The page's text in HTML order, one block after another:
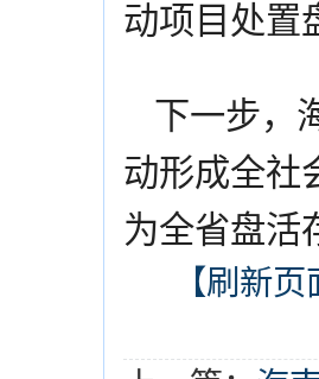
动项目处置
下一步，
动形成全社
为全省盘活
【刷新